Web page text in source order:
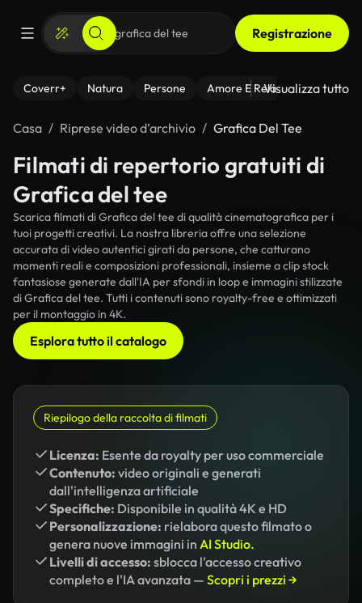
Registrazione
Coverr+ Natura Persone Amore E Relazioni Il
Visualizza tutto
Casa Riprese video d’archivio Grafica Del Tee
Filmati di repertorio gratuiti di
Grafica del tee
Scarica filmati di Grafica del tee di qualità cinematografica per i
tuoi progetti creativi. La nostra libreria offre una selezione
accurata di video autentici girati da persone, che catturano
momenti reali e composizioni professionali, insieme a clip stock
fantasiose generate dall'IA per sfondi in loop e immagini stilizzate
di Grafica del tee. Tutti i contenuti sono royalty-free e ottimizzati
per il montaggio in 4K.
Esplora tutto il catalogo
Riepilogo della raccolta di filmati
Licenza: Esente da royalty per uso commerciale
Contenuto: video originali e generati
dall'intelligenza artificiale
Specifiche: Disponibile in qualità 4K e HD
Personalizzazione: rielabora questo filmato o
genera nuove immagini in AI Studio.
Livelli di accesso: sblocca l'accesso creativo
completo e l'IA avanzata — Scopri i prezzi →